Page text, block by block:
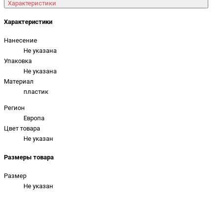
Характеристики
Характеристики
Нанесение
Не указана
Упаковка
Не указана
Материал
пластик
Регион
Европа
Цвет товара
Не указан
Размеры товара
Размер
Не указан